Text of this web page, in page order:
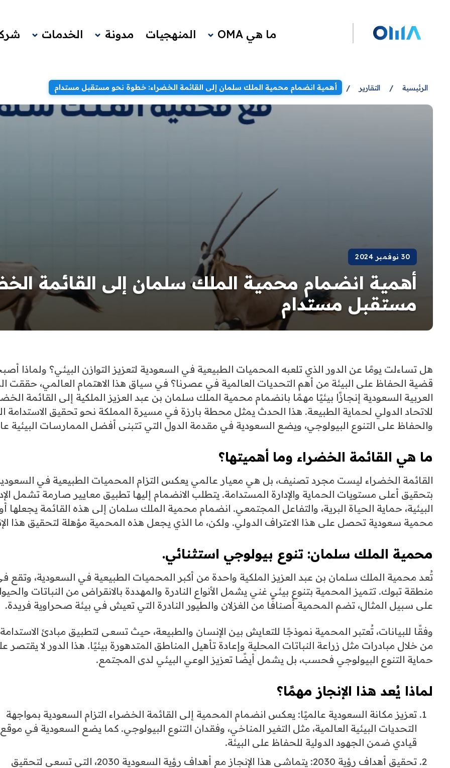
ما هي OMA المنهجيات مدونة الخدمات
الرئيسية / التقارير / أهمية انضمام محمية الملك سلمان إلى القائمة الخضراء: خطوة نحو مستقبل مستدام
30 نوفمبر 2024
أهمية انضمام محمية الملك سلمان إلى القائمة
مستقبل مستدام
هل تساءلت يومًا عن الدور الذي تلعبه المحميات الطبيعية في السعودية لتعزيز التوازن البيئي؟ ولماذا
قضية الحفاظ على البيئة من أهم التحديات العالمية في عصرنا؟ في سياق هذا الاهتمام العالمي، حققت
العربية السعودية إنجازًا بيئيًا مهمًا بانضمام محمية الملك سلمان بن عبد العزيز الملكية إلى القائمة
للاتحاد الدولي لحماية الطبيعة. هذا الحدث يمثل محطة بارزة في مسيرة المملكة نحو تحقيق الاستدامة
والحفاظ على التنوع البيولوجي، ويضع السعودية في مقدمة الدول التي تتبنى أفضل الممارسات البيئية
ما هي القائمة الخضراء وما أهميتها؟
القائمة الخضراء ليست مجرد تصنيف، بل هي معيار عالمي يعكس التزام المحميات الطبيعية في
بتحقيق أعلى مستويات الحماية والإدارة المستدامة. يتطلب الانضمام إليها تطبيق معايير صارمة تشمل
البيئية، حماية الحياة البرية، والتفاعل المجتمعي. انضمام محمية الملك سلمان إلى هذه القائمة يجعلها
محمية سعودية تحصل على هذا الاعتراف الدولي. ولكن، ما الذي يجعل هذه المحمية مؤهلة لتحقيق هذا
محمية الملك سلمان: تنوع بيولوجي استثنائي.
تُعد محمية الملك سلمان بن عبد العزيز الملكية واحدة من أكبر المحميات الطبيعية في السعودية، وتقع
منطقة تبوك. تتميز المحمية بتنوع بيئي غني يشمل الأنواع النادرة والمهددة بالانقراض من النباتات
على سبيل المثال، تضم المحمية أصنافًا من الغزلان والطيور النادرة التي تعيش في بيئة صحراوية فريدة.
وفقًا للبيانات، تُعتبر المحمية نموذجًا للتعايش بين الإنسان والطبيعة، حيث تسعى لتطبيق مبادئ الاستدامة
من خلال مبادرات مثل زراعة النباتات المحلية وإعادة تأهيل المناطق المتدهورة بيئيًا. هذا الدور لا يقتصر
حماية التنوع البيولوجي فحسب، بل يشمل أيضًا تعزيز الوعي البيئي لدى المجتمع.
لماذا يُعد هذا الإنجاز مهمًا؟
تعزيز مكانة السعودية عالميًا: يعكس انضمام المحمية إلى القائمة الخضراء التزام السعودية بمواجهة
التحديات البيئية العالمية، مثل التغير المناخي، وفقدان التنوع البيولوجي. كما يضع السعودية في موقع
قيادي ضمن الجهود الدولية للحفاظ على البيئة.
تحقيق أهداف رؤية 2030: يتماشى هذا الإنجاز مع أهداف رؤية السعودية 2030، التي تسعى لتحقيق